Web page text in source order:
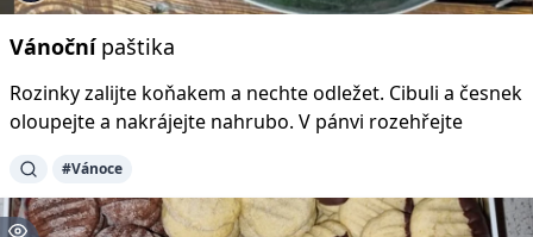
Vánočnípaštika
Rozinky zalijte koňakem a nechte odležet. Cibuli a česnek
oloupejte a nakrájejte nahrubo. V pánvi rozehřejte
#Vánoce